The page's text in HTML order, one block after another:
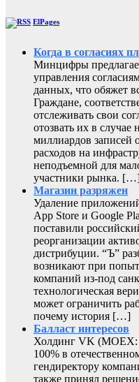
ElPages
Когда в согласиях
Минцифры
управления
данных, что обяжет
Граждане,
отслеживать свои
отозвать их в случае
миллиардов записей
расходов на
неподъемной для
участники рынка.
Магазин разряжен
Удаление
App Store и Google
поставили
реорганизации
дистрибуции. “Ъ”
возникают при
компаний из-под
технологическая
может ограничить
почему история […]
Балласт интересов
Холдинг VK (MOEX:
100% в
гендиректору
также принял